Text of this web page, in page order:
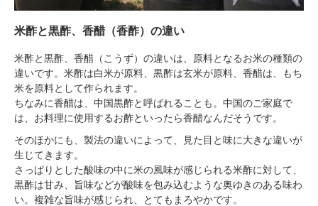
米酢と黒酢、香醋（香酢）の違い
米酢と黒酢、香醋（こうず）の違いは、原料となるお米の種類の
違いです。米酢は白米が原料、黒酢は玄米が原料、香醋は、もち
米を原料として作られます。
ちなみに香醋は、中国黒酢と呼ばれることも。中国のご家庭で
は、お料理に使用するお酢といったら香醋なんだそうです。
そのほかにも、製法の違いによって、見た目と味に大きな違いが
生じてきます。
さっぱりとした酸味の中に米の風味が感じられる米酢に対して、
黒酢は甘み、旨味などが酸味を包み込むような奥ゆきのある味わ
い。複雑な旨味が感じられ、とてもまろやかです。